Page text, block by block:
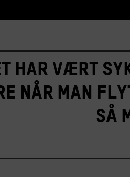
har vært
når man
så